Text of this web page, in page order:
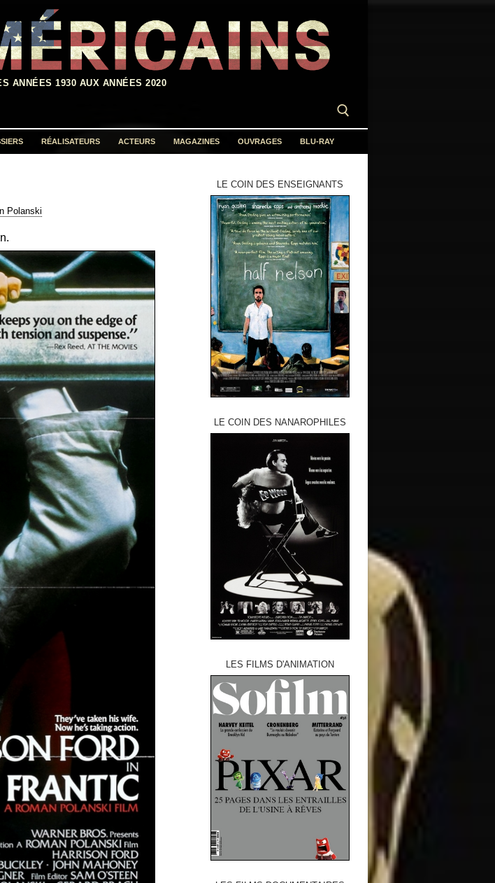
ANNÉES 1930 AUX ANNÉES 2020
RÉALISATEURS ACTEURS MAGAZINES OUVRAGES BLU-RAY
Polanski
LE COIN DES ENSEIGNANTS
LE COIN DES NANAROPHILES
LES FILMS D'ANIMATION